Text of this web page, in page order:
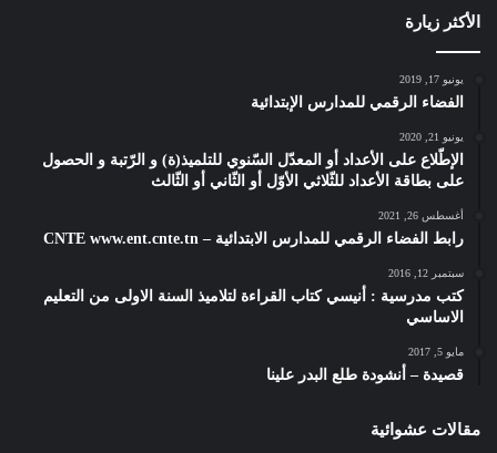
الأكثر زيارة
يونيو 17, 2019
الفضاء الرقمي للمدارس الإبتدائية
يونيو 21, 2020
الإطّلاع على الأعداد أو المعدّل السّنوي للتلميذ(ة) و الرّتبة و الحصول
على بطاقة الأعداد للثّلاثي الأوّل أو الثّاني أو الثّالث
أغسطس 26, 2021
رابط الفضاء الرقمي للمدارس الابتدائية – CNTE www.ent.cnte.tn
سبتمبر 12, 2016
كتب مدرسية : أنيسي كتاب القراءة لتلاميذ السنة الاولى من التعليم
الاساسي
مايو 5, 2017
قصيدة – أنشودة طلع البدر علينا
مقالات عشوائية